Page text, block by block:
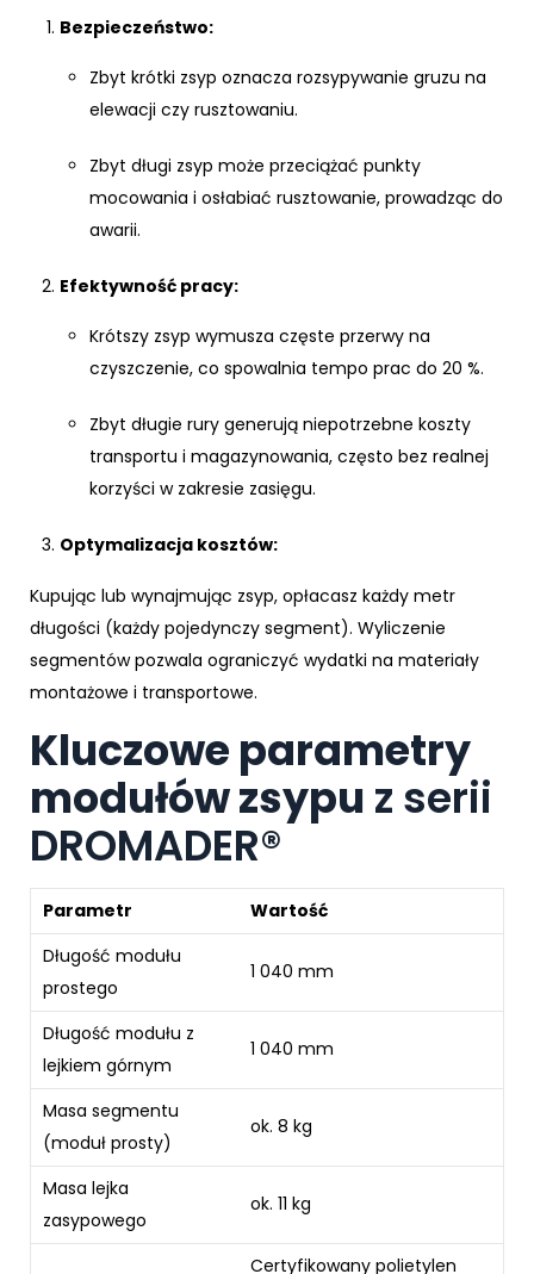
Bezpieczeństwo:
Zbyt krótki zsyp oznacza rozsypywanie gruzu na
elewacji czy rusztowaniu.
Zbyt długi zsyp może przeciążać punkty
mocowania i osłabiać rusztowanie, prowadząc do
awarii.
Efektywność pracy:
Krótszy zsyp wymusza częste przerwy na
czyszczenie, co spowalnia tempo prac do 20 %.
Zbyt długie rury generują niepotrzebne koszty
transportu i magazynowania, często bez realnej
korzyści w zakresie zasięgu.
Optymalizacja kosztów:
Kupując lub wynajmując zsyp, opłacasz każdy metr
długości (każdy pojedynczy segment). Wyliczenie
segmentów pozwala ograniczyć wydatki na materiały
montażowe i transportowe.
Kluczowe parametry
modułów zsypu z serii
DROMADER®
Parametr
Wartość
Długość modułu
prostego
1 040 mm
Długość modułu z
lejkiem górnym
1 040 mm
Masa segmentu
(moduł prosty)
ok. 8 kg
Masa lejka
zasypowego
ok. 11 kg
Certyfikowany polietylen